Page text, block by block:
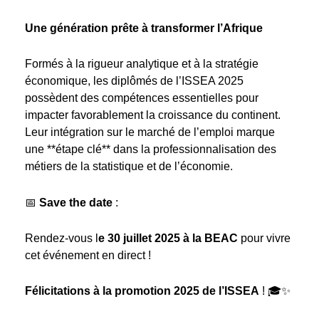
Une génération prête à transformer l’Afrique
Formés à la rigueur analytique et à la stratégie
économique, les diplômés de l’ISSEA 2025
possèdent des compétences essentielles pour
impacter favorablement la croissance du continent.
Leur intégration sur le marché de l’emploi marque
une **étape clé** dans la professionnalisation des
métiers de la statistique et de l’économie.
📅 Save the date :
Rendez-vous l e 30 juillet 2025 à la BEAC pour vivre
cet événement en direct !
Félicitations à la promotion 2025 de l’ISSEA ! 🎓✨